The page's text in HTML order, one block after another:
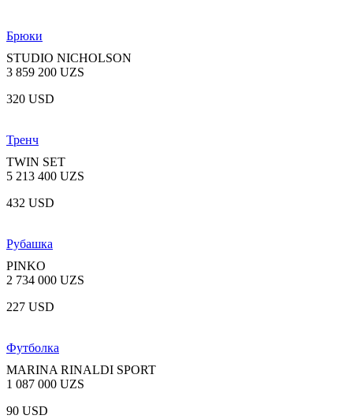
Брюки
STUDIO NICHOLSON
3 859 200 UZS
320 USD
Тренч
TWIN SET
5 213 400 UZS
432 USD
Рубашка
PINKO
2 734 000 UZS
227 USD
Футболка
MARINA RINALDI SPORT
1 087 000 UZS
90 USD